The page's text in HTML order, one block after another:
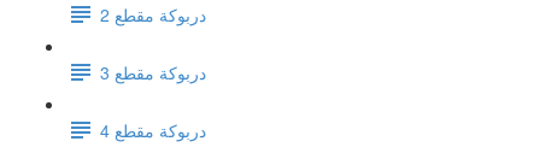
دربوكة مقطع 2
دربوكة مقطع 3
دربوكة مقطع 4